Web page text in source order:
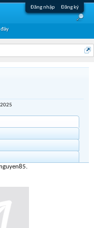
Đăng nhập Đăng ký